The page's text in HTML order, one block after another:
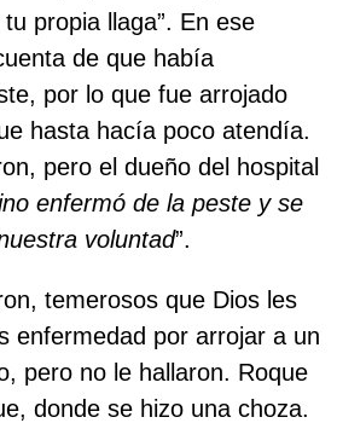
propia llaga”. En ese
de que había
por lo que fue arrojado
hasta hacía poco atendía.
pero el dueño del hospital
enfermó de la peste y se
voluntad”.
temerosos que Dios les
enfermedad por arrojar a un
pero no le hallaron. Roque
donde se hizo una choza.